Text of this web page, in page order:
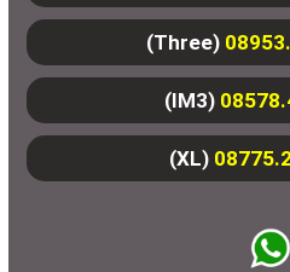
(Three)
(IM3)
(XL)